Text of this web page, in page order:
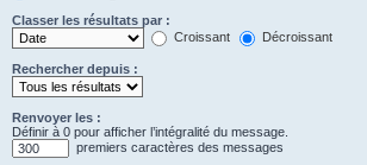
Classer les résultats par :
Croissant
Décroissant
Rechercher depuis :
Renvoyer les :
Définir à 0 pour afficher l’intégralité du message.
premiers caractères des messages